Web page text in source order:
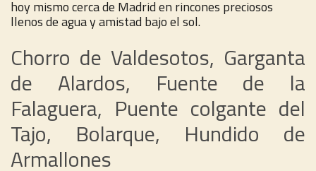
hoy mismo cerca de Madrid en rincones preciosos
llenos de agua y amistad bajo el sol.
Chorro de Valdesotos, Garganta
de Alardos, Fuente de la
Falaguera, Puente colgante del
Tajo, Bolarque, Hundido de
Armallones